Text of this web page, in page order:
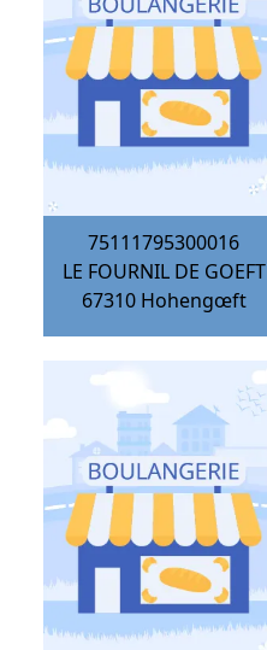
75111795300016
LE FOURNIL DE GOEFT
67310 Hohengœft